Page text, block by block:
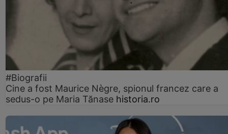
#Biografii
Cine a fost Maurice Nègre, spionul francez care a
sedus-o pe Maria Tănase historia.ro